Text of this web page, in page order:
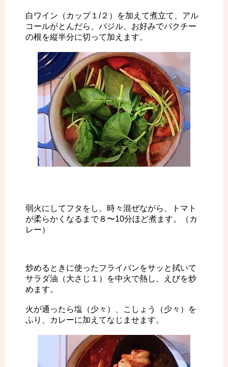
白ワイン（カップ１/２）を加えて煮立て、アル
コールがとんだら、バジル、お好みでパクチー
の根を縦半分に切って加えます。
弱火にしてフタをし、時々混ぜながら、トマト
が柔らかくなるまで８〜10分ほど煮ます。（カ
レー）
炒めるときに使ったフライパンをサッと拭いて
サラダ油（大さじ１）を中火で熱し、えびを炒
めます。
火が通ったら塩（少々）、こしょう（少々）を
ふり、カレーに加えてなじませます。